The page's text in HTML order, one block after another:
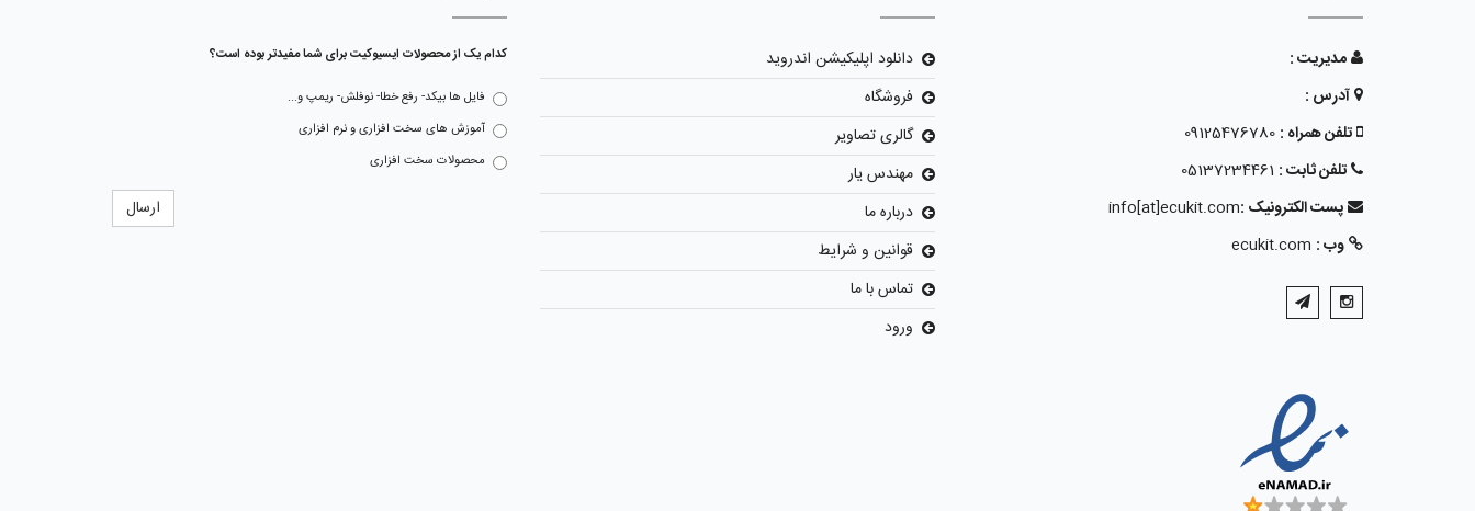
مدیریت :
آدرس :
تلفن همراه : 09125476780
تلفن ثابت : 05137234461
پست الکترونیک :info[at]ecukit.com
وب : ecukit.com
دانلود اپلیکیشن اندروید
فروشگاه
گالری تصاویر
مهندس یار
درباره ما
قوانین و شرایط
تماس با ما
ورود
کدام یک از محصولات ایسیوکیت برای شما مفیدتر بوده است؟
فایل ها بیکد- رفع خطا- نوفلش- ریمپ و...
آموزش های سخت افزاری و نرم افزاری
محصولات سخت افزاری
ارسال